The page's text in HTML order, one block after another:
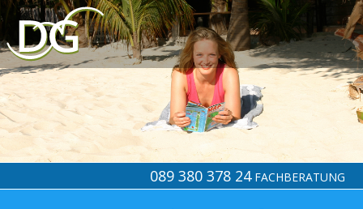
089 380 378 24 FACHBERATUNG